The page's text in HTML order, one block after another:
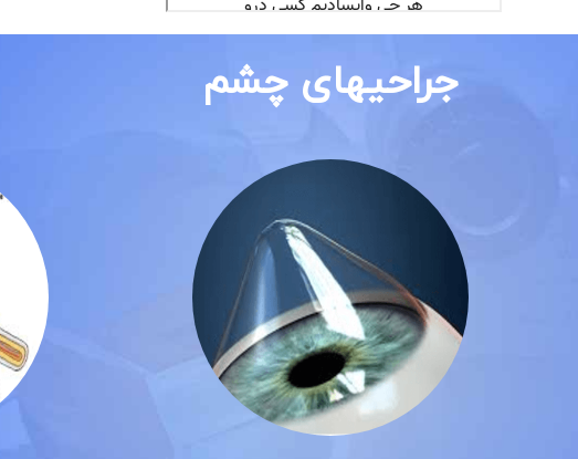
جراحیهای چشم